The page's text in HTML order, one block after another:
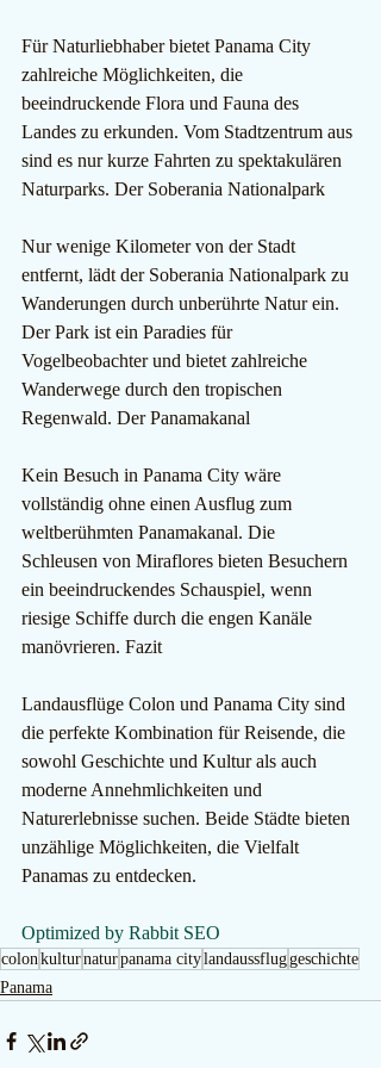
Für Naturliebhaber bietet Panama City
zahlreiche Möglichkeiten, die
beeindruckende Flora und Fauna des
Landes zu erkunden. Vom Stadtzentrum aus
sind es nur kurze Fahrten zu spektakulären
Naturparks. Der Soberania Nationalpark
Nur wenige Kilometer von der Stadt
entfernt, lädt der Soberania Nationalpark zu
Wanderungen durch unberührte Natur ein.
Der Park ist ein Paradies für
Vogelbeobachter und bietet zahlreiche
Wanderwege durch den tropischen
Regenwald. Der Panamakanal
Kein Besuch in Panama City wäre
vollständig ohne einen Ausflug zum
weltberühmten Panamakanal. Die
Schleusen von Miraflores bieten Besuchern
ein beeindruckendes Schauspiel, wenn
riesige Schiffe durch die engen Kanäle
manövrieren. Fazit
Landausflüge Colon und Panama City sind
die perfekte Kombination für Reisende, die
sowohl Geschichte und Kultur als auch
moderne Annehmlichkeiten und
Naturerlebnisse suchen. Beide Städte bieten
unzählige Möglichkeiten, die Vielfalt
Panamas zu entdecken.
Optimized by Rabbit SEO
colonkulturnaturpanama citylandaussfluggeschichte
Panama